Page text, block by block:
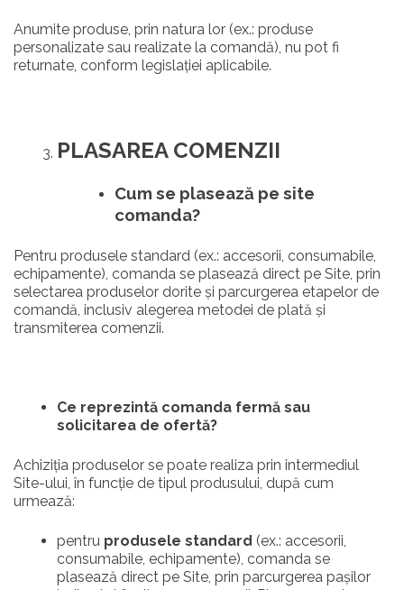
Anumite produse, prin natura lor (ex.: produse
personalizate sau realizate la comandă), nu pot fi
returnate, conform legislației aplicabile.
PLASAREA COMENZII
Cum se plasează pe site
comanda?
Pentru produsele standard (ex.: accesorii, consumabile,
echipamente), comanda se plasează direct pe Site, prin
selectarea produselor dorite și parcurgerea etapelor de
comandă, inclusiv alegerea metodei de plată și
transmiterea comenzii.
Ce reprezintă comanda fermă sau
solicitarea de ofertă?
Achiziția produselor se poate realiza prin intermediul
Site-ului, în funcție de tipul produsului, după cum
urmează:
pentru produsele standard (ex.: accesorii,
consumabile, echipamente), comanda se
plasează direct pe Site, prin parcurgerea pașilor